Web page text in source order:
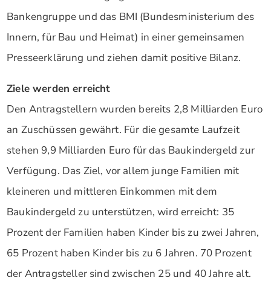
Bankengruppe und das BMI (Bundesministerium des
Innern, für Bau und Heimat) in einer gemeinsamen
Presseerklärung und ziehen damit positive Bilanz.
Ziele werden erreicht
Den Antragstellern wurden bereits 2,8 Milliarden Euro
an Zuschüssen gewährt. Für die gesamte Laufzeit
stehen 9,9 Milliarden Euro für das Baukindergeld zur
Verfügung. Das Ziel, vor allem junge Familien mit
kleineren und mittleren Einkommen mit dem
Baukindergeld zu unterstützen, wird erreicht: 35
Prozent der Familien haben Kinder bis zu zwei Jahren,
65 Prozent haben Kinder bis zu 6 Jahren. 70 Prozent
der Antragsteller sind zwischen 25 und 40 Jahre alt.